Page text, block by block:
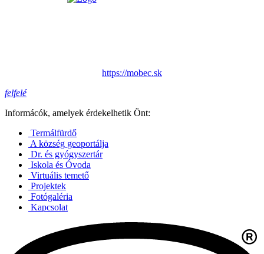
https://mobec.sk
felfelé
Informácók, amelyek érdekelhetik Önt:
Termálfürdő
A község geoportálja
Dr. és gyógyszertár
Iskola és Óvoda
Virtuális temető
Projektek
Fotógaléria
Kapcsolat